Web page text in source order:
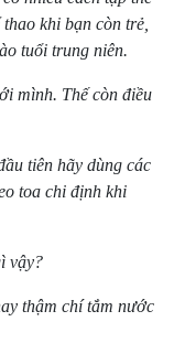
khi bạn còn trẻ,
tuổi trung niên.
mình. Thế còn điều
tiên hãy dùng các
toa chi định khi
vậy?
thậm chí tắm nước